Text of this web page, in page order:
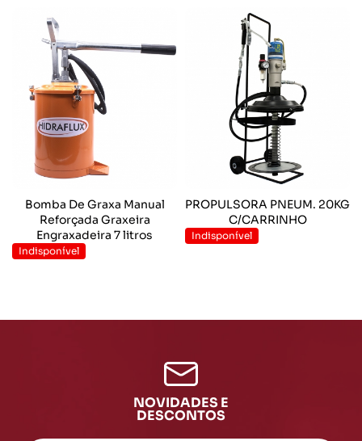
Bomba De Graxa Manual
Reforçada Graxeira
Engraxadeira 7 litros
Indisponível
PROPULSORA PNEUM. 20KG
C/CARRINHO
Indisponível
NOVIDADES E
DESCONTOS